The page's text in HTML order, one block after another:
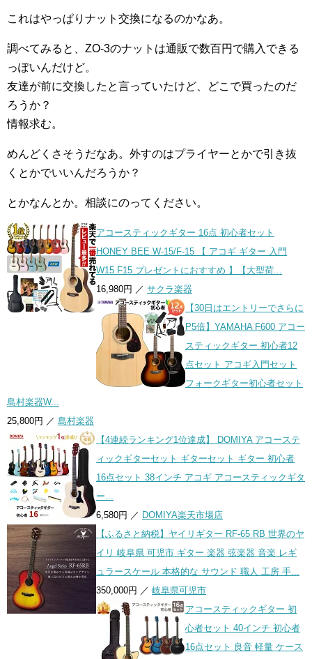
これはやっぱりナット交換になるのかなあ。
調べてみると、ZO-3のナットは通販で数百円で購入できる
っぽいんだけど。
友達が前に交換したと言っていたけど、どこで買ったのだ
ろうか？
情報求む。
めんどくさそうだなあ。外すのはプライヤーとかで引き抜
くとかでいいんだろうか？
とかなんとか。相談にのってください。
アコースティックギター 16点 初心者セット
HONEY BEE W-15/F-15 【 アコギ ギター 入門
W15 F15 プレゼントにおすすめ 】【大型荷...
16,980円 ／ サクラ楽器
【30日はエントリーでさらに
P5倍】YAMAHA F600 アコー
スティックギター 初心者12
点セット アコギ入門セット
フォークギター初心者セット
島村楽器W...
25,800円 ／ 島村楽器
【4連続ランキング1位達成】 DOMIYA アコーステ
ィックギターセット ギターセット ギター 初心者
16点セット 38インチ アコギ アコースティックギタ
ー...
6,580円 ／ DOMIYA楽天市場店
【ふるさと納税】ヤイリギター RF-65 RB 世界のヤ
イリ 岐阜県 可児市 ギター 楽器 弦楽器 音楽 レギ
ュラースケール 本格的な サウンド 職人 工房 手...
350,000円 ／ 岐阜県可児市
アコースティックギター 初
心者セット 40インチ 初心者
16点セット 良音 軽量 ケース